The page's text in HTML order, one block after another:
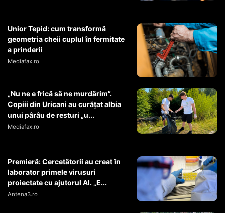
Unior Tepid: cum transformă
geometria cheii cuplul în fermitate
a prinderii
Mediafax.ro
„Nu ne e frică să ne murdărim”.
Copiii din Uricani au curățat albia
unui pârâu de resturi „u...
Mediafax.ro
Premieră: Cercetătorii au creat în
laborator primele virusuri
proiectate cu ajutorul AI. „E...
Antena3.ro